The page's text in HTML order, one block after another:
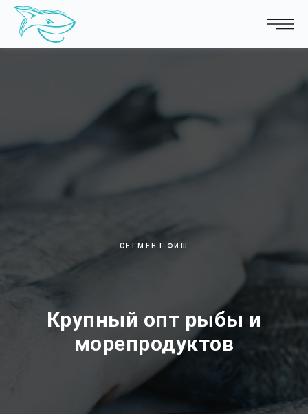
СЕГМЕНТ ФИШ
Крупный опт рыбы и
морепродуктов